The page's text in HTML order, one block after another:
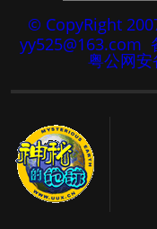
© CopyRight
yy525@163.com
粤公网